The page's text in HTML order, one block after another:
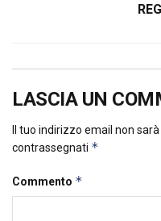
LASCIA UN
Il tuo indirizzo email non sarà
contrassegnati *
Commento *